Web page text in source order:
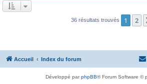
36 résultats trouvés 1 2
Accueil Index du forum
Développé parphpBB® Forum Software ©